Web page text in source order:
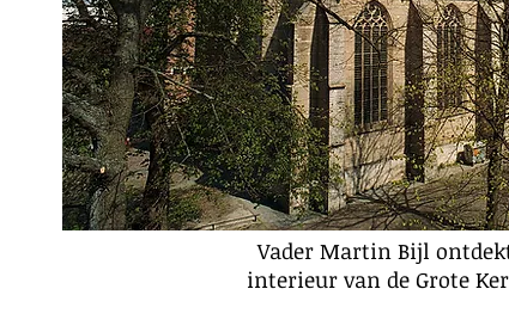
Vader Martin Bijl
interieur van de Grote